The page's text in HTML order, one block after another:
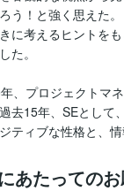
う！と強く思えた。
に考えるヒントをも
た。
、プロジェクトマ
去15年、SEとして
ティブな性格と、
あたっての